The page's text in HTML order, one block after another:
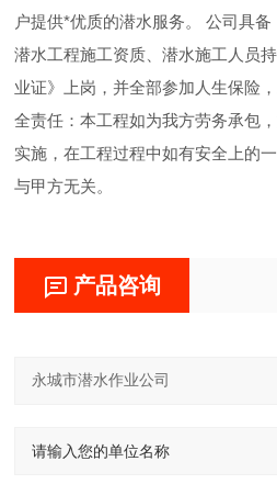
户提供*优质的潜水服务。 公司具
潜水工程施工资质、潜水施工人员
业证》上岗，并全部参加人生保险
全责任：本工程如为我方劳务承包
实施，在工程过程中如有安全上的
与甲方无关。
产品咨询